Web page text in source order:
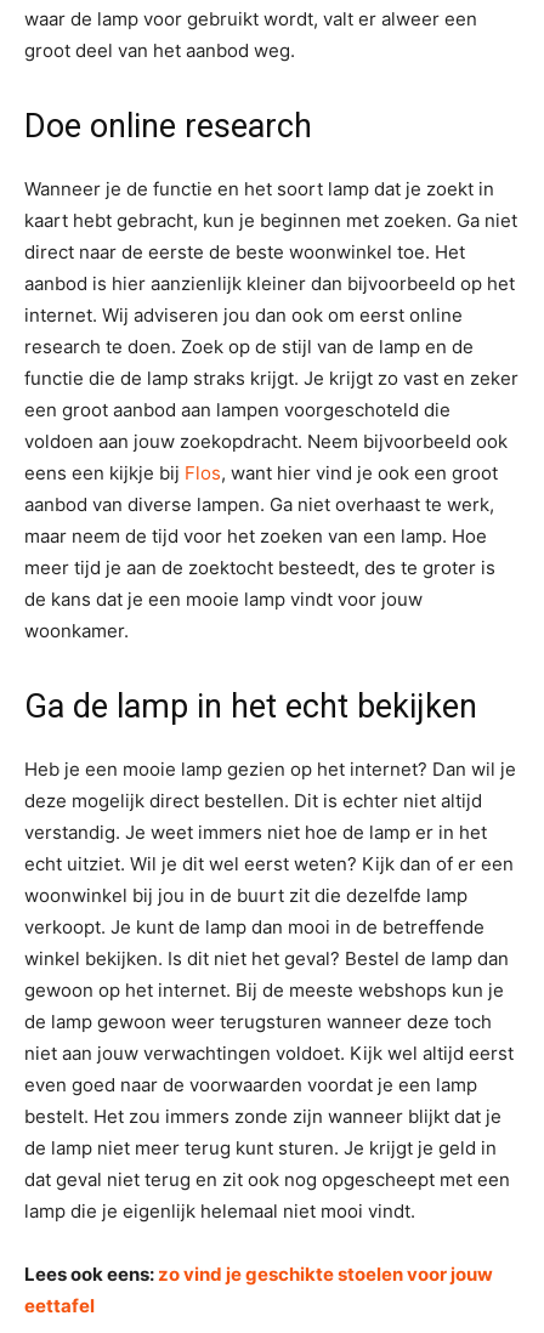
waar de lamp voor gebruikt wordt, valt er alweer een
groot deel van het aanbod weg.
Doe online research
Wanneer je de functie en het soort lamp dat je zoekt in
kaart hebt gebracht, kun je beginnen met zoeken. Ga niet
direct naar de eerste de beste woonwinkel toe. Het
aanbod is hier aanzienlijk kleiner dan bijvoorbeeld op het
internet. Wij adviseren jou dan ook om eerst online
research te doen. Zoek op de stijl van de lamp en de
functie die de lamp straks krijgt. Je krijgt zo vast en zeker
een groot aanbod aan lampen voorgeschoteld die
voldoen aan jouw zoekopdracht. Neem bijvoorbeeld ook
eens een kijkje bij Flos, want hier vind je ook een groot
aanbod van diverse lampen. Ga niet overhaast te werk,
maar neem de tijd voor het zoeken van een lamp. Hoe
meer tijd je aan de zoektocht besteedt, des te groter is
de kans dat je een mooie lamp vindt voor jouw
woonkamer.
Ga de lamp in het echt bekijken
Heb je een mooie lamp gezien op het internet? Dan wil je
deze mogelijk direct bestellen. Dit is echter niet altijd
verstandig. Je weet immers niet hoe de lamp er in het
echt uitziet. Wil je dit wel eerst weten? Kijk dan of er een
woonwinkel bij jou in de buurt zit die dezelfde lamp
verkoopt. Je kunt de lamp dan mooi in de betreffende
winkel bekijken. Is dit niet het geval? Bestel de lamp dan
gewoon op het internet. Bij de meeste webshops kun je
de lamp gewoon weer terugsturen wanneer deze toch
niet aan jouw verwachtingen voldoet. Kijk wel altijd eerst
even goed naar de voorwaarden voordat je een lamp
bestelt. Het zou immers zonde zijn wanneer blijkt dat je
de lamp niet meer terug kunt sturen. Je krijgt je geld in
dat geval niet terug en zit ook nog opgescheept met een
lamp die je eigenlijk helemaal niet mooi vindt.
Lees ook eens:zo vind je geschikte stoelen voor jouw
eettafel